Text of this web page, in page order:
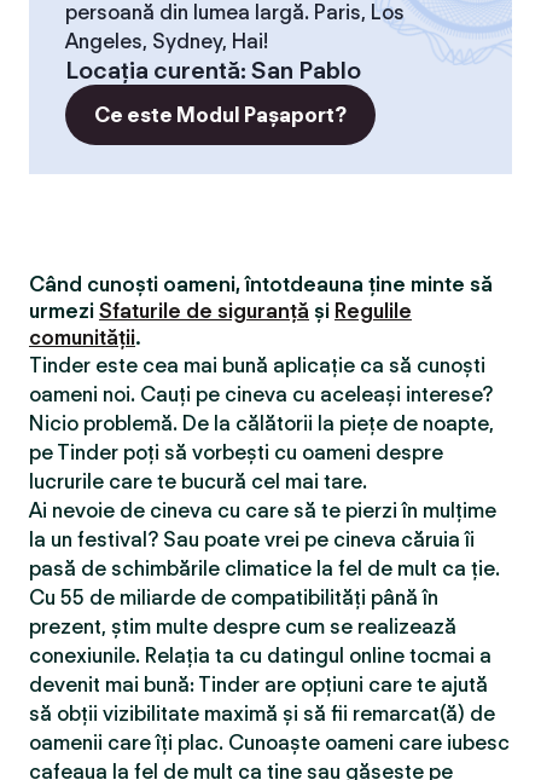
persoană din lumea largă. Paris, Los
Angeles, Sydney, Hai!
Locaţia curentă: San Pablo
Ce este Modul Pașaport?
Când cunoști oameni, întotdeauna ține minte să
urmezi Sfaturile de siguranță și Regulile
comunității.
Tinder este cea mai bună aplicație ca să cunoști
oameni noi. Cauți pe cineva cu aceleași interese?
Nicio problemă. De la călătorii la piețe de noapte,
pe Tinder poți să vorbești cu oameni despre
lucrurile care te bucură cel mai tare.
Ai nevoie de cineva cu care să te pierzi în mulțime
la un festival? Sau poate vrei pe cineva căruia îi
pasă de schimbările climatice la fel de mult ca ție.
Cu 55 de miliarde de compatibilităţi până în
prezent, știm multe despre cum se realizează
conexiunile. Relația ta cu datingul online tocmai a
devenit mai bună: Tinder are opțiuni care te ajută
să obții vizibilitate maximă și să fii remarcat(ă) de
oamenii care îți plac. Cunoaște oameni care iubesc
cafeaua la fel de mult ca tine sau găsește pe